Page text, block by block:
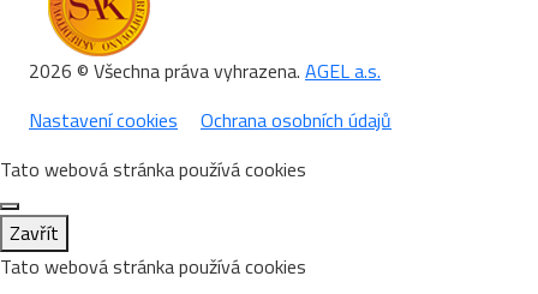
2026 © Všechna práva vyhrazena. AGEL a.s.
Nastavení cookies
Ochrana osobních údajů
Tato webová stránka používá cookies
Zavřít
Tato webová stránka používá cookies